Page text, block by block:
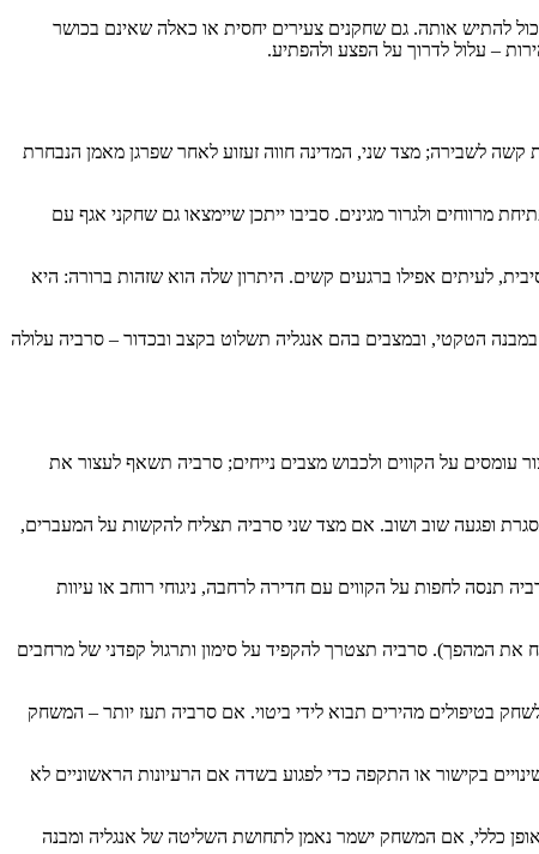
להתיש אותה. גם שחקנים צעירים יחסית או כאלה שאינם בכושר
– עלול לדרוך על הפצע ולהפתיע.
לשבירה; מצד שני, המדינה חווה זעזוע לאחר שפרגן מאמן הנבחרת
מרווחים ולגרור מגינים. סביבו ייתכן שיימצאו גם שחקני אגף עם
לעיתים אפילו ברגעים קשים. היתרון שלה הוא שזהות ברורה: היא
הטקטי, ובמצבים בהם אנגליה תשלוט בקצב ובכדור – סרביה עלולה
עומסים על הקווים ולכבוש מצבים נייחים; סרביה תשאף לעצור את
ופגעה שוב ושוב. אם מצד שני סרביה תצליח להקשות על המעברים,
תנסה לחפות על הקווים עם חדירה לרחבה, ניגוחי רוחב או עיוות
המהפך). סרביה תצטרך להקפיד על סימון ותרגול קפדני של מרחבים
בטיפולים מהירים תבוא לידי ביטוי. אם סרביה תעז יותר – המשחק
בקישור או התקפה כדי לפגוע בשדה אם הרעיונות הראשוניים לא
כללי, אם המשחק ישמר נאמן לתחושת השליטה של אנגליה ומבנה